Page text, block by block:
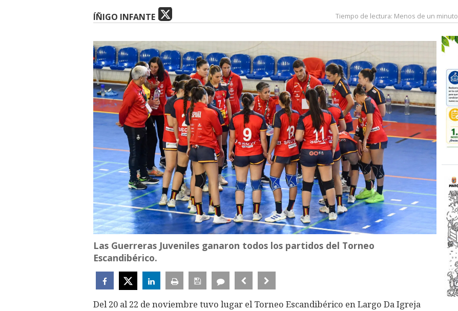
ÍÑIGO INFANTE Tiempo de lectura: Menos de un minuto
Las Guerreras Juveniles ganaron todos los partidos del Torneo
Escandibérico.
Del 20 al 22 de noviembre tuvo lugar el Torneo Escandibérico en Largo Da Igreja